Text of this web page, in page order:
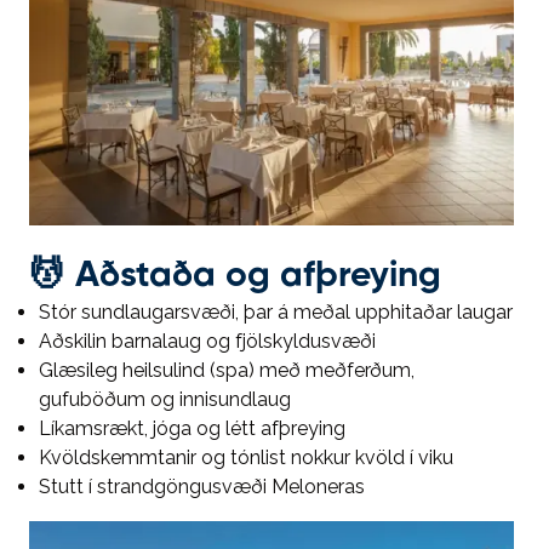
💆 Aðstaða og afþreying
Stór sundlaugarsvæði, þar á meðal upphitaðar laugar
Aðskilin barnalaug og fjölskyldusvæði
Glæsileg heilsulind (spa) með meðferðum,
gufuböðum og innisundlaug
Líkamsrækt, jóga og létt afþreying
Kvöldskemmtanir og tónlist nokkur kvöld í viku
Stutt í strandgöngusvæði Meloneras